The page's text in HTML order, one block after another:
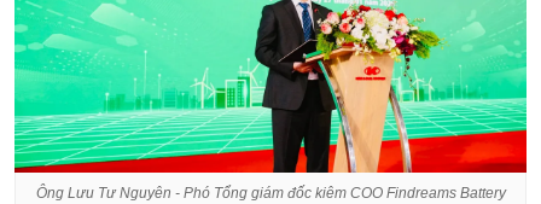
Ông Lưu Tư Nguyên - Phó Tổng giám đốc kiêm COO Findreams Battery